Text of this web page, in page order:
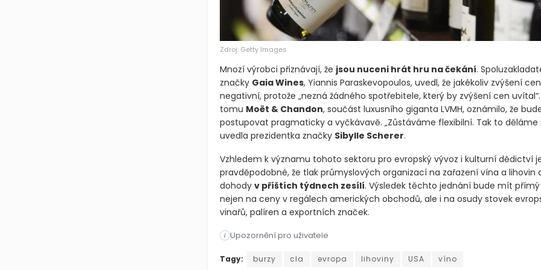
Zdroj: Getty Images
Mnozí výrobci přiznávají, že jsou nuceni hrát hru na čekání.
značky Gaia Wines, Yiannis Paraskevopoulos, uvedl, že jakékoliv zvýšení
negativní, protože „nezná žádného spotřebitele, který by zvýšení cen
tomu Moët & Chandon, součást luxusního giganta LVMH, oznámilo, že
postupovat pragmaticky a vyčkávavě. „Zůstáváme flexibilní. Tak to děláme
uvedla prezidentka značky Sibylle Scherer.
Vzhledem k významu tohoto sektoru pro evropský vývoz i kulturní dědictví
pravděpodobné, že tlak průmyslových organizací na zařazení vína a lihovin
dohody v příštích týdnech zesílí. Výsledek těchto jednání bude mít
nejen na ceny v regálech amerických obchodů, ale i na osudy stovek
vinařů, palíren a exportních značek.
i Upozornění pro uživatele
Nedávno oznámená obchodní dohoda mezi Spojenými státy a Evropskou
Tagy: burzy cla evropa lihoviny USA víno